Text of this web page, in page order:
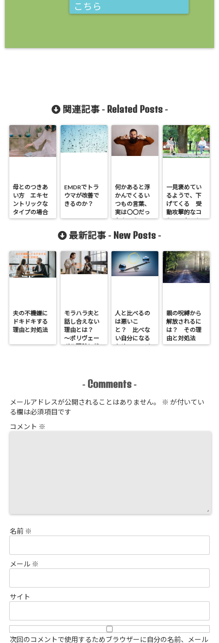
こちら
関連記事 - Related Posts-
母とのつきあ
い方 エキセ
ントリックな
タイプの場合
EMDRでトラ
ウマが改善で
きるのか？
何かあると浮
かんでくるい
つもの言葉、
実は〇〇だっ
た！ ３つの
一見褒めてい
るようで、下
げてくる 受
動攻撃的なコ
ミュニケーシ
最新記事 - New Posts -
夫の不機嫌に
ドキドキする
理由と対処法
モラハラ夫と
話し合えない
理由とは？
～ポリヴェー
ガル理論と状
人と比べるの
は悪いこ
と？ 比べな
い自分になる
ための5つのヒ
親の呪縛から
解放されるに
は？ その理
由と対処法
- Comments -
メールアドレスが公開されることはありません。 ※ が付いてい
る欄は必須項目です
コメント ※
名前 ※
メール ※
サイト
次回のコメントで使用するためブラウザーに自分の名前、メール